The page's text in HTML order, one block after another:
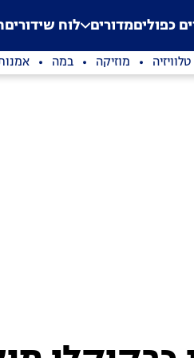
Application error: a
. כפוליםמדורים לוח שידורים
טלוויזיה מוזיקה במה